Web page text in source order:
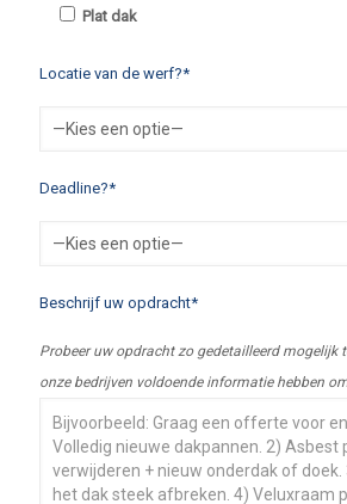
Plat dak
Locatie van de werf?*
Deadline?*
Beschrijf uw opdracht*
Probeer uw opdracht zo gedetailleerd mogelijk
onze bedrijven voldoende informatie hebben